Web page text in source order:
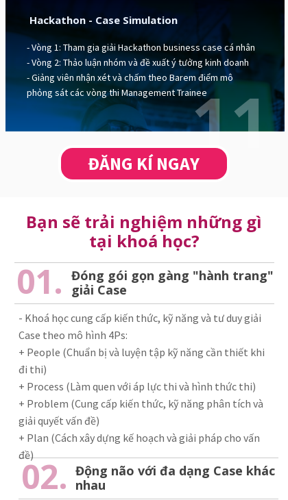
- Vòng 1: Tham gia giải Hackathon business case cá nhân
- Vòng 2: Thảo luận nhóm và đề xuất ý tưởng kinh doanh
- Giảng viên nhận xét và chấm theo Barem điểm mô
phỏng sát các vòng thi Management Trainee
Hackathon - Case Simulation
11
ĐĂNG KÍ NGAY
01.
Đóng gói gọn gàng "hành trang"
giải Case
- Khoá học cung cấp kiến thức, kỹ năng và tư duy giải
Case theo mô hình 4Ps:
+ People (Chuẩn bị và luyện tập kỹ năng cần thiết khi
đi thi)
+ Process (Làm quen với áp lực thi và hình thức thi)
+ Problem (Cung cấp kiến thức, kỹ năng phân tích và
giải quyết vấn đề)
+ Plan (Cách xây dựng kế hoạch và giải pháp cho vấn
đề)
02. Động não với đa dạng Case khác
nhau
Bạn sẽ trải nghiệm những gì
tại khoá học?